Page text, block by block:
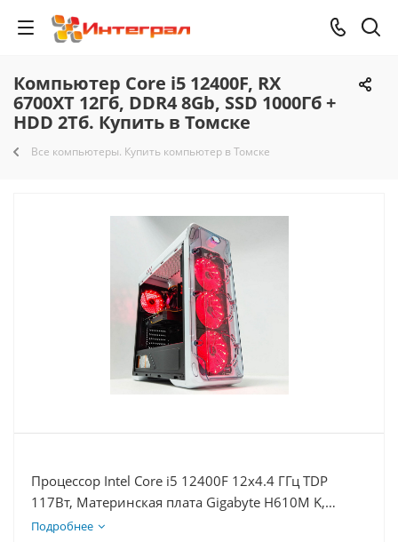
Компьютер Core i5 12400F, RX
6700XT 12Гб, DDR4 8Gb, SSD 1000Гб +
HDD 2Тб. Купить в Томске
Все компьютеры. Купить компьютер в Томске
Процессор Intel Core i5 12400F 12x4.4 ГГц TDP
117Вт, Материнская плата Gigabyte H610M K,
Видеокарта RX 6700XT 12Гб, Память DDR4 8Gb,
Подробнее